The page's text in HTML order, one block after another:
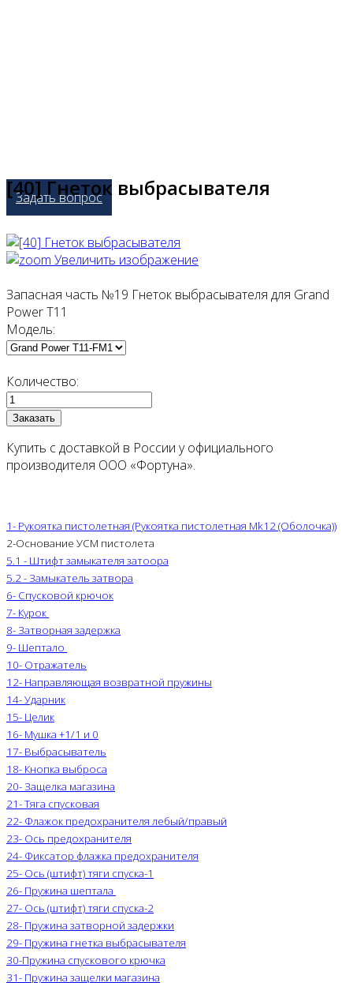
Задать вопрос
[40] Гнеток выбрасывателя
Увеличить изображение
Запасная часть №19 Гнеток выбрасывателя для Grand
Power T11
Модель:
Количество:
Купить с доставкой в России у официального
производителя ООО «Фортуна».
1- Рукоятка пистолетная (Рукоятка пистолетная Mk12 (Оболочка))
2-Основание УСМ пистолета
5.1 - Штифт замыкателя затоора
5.2 - Замыкатель затвора
6- Спусковой крючок
7- Курок
8- Затворная задержка
9- Шептало
10- Отражатель
12- Направляющая возвратной пружины
14- Ударник
15- Целик
16- Мушка +1/1 и 0
17- Выбрасыватель
18- Кнопка выброса
20- Защелка магазина
21- Тяга спусковая
22- Флажок предохранителя лебый/правый
23- Ось предохранителя
24- Фиксатор флажка предохранителя
25- Ось (штифт) тяги спуска-1
26- Пружина шептала
27- Ось (штифт) тяги спуска-2
28- Пружина затворной задержки
29- Пружина гнетка выбрасывателя
30-Пружина спускового крючка
31- Пружина защелки магазина